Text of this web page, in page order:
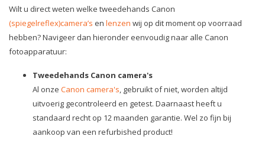
Wilt u direct weten welke tweedehands Canon
(spiegelreflex)camera’s en lenzen wij op dit moment op voorraad
hebben? Navigeer dan hieronder eenvoudig naar alle Canon
fotoapparatuur:
Tweedehands Canon camera's
Al onze Canon camera's, gebruikt of niet, worden altijd
uitvoerig gecontroleerd en getest. Daarnaast heeft u
standaard recht op 12 maanden garantie. Wel zo fijn bij
aankoop van een refurbished product!